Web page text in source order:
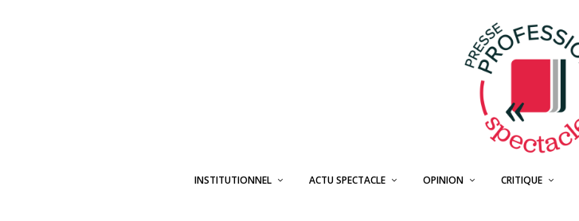
INSTITUTIONNEL ACTU SPECTACLE OPINION CRITIQUE